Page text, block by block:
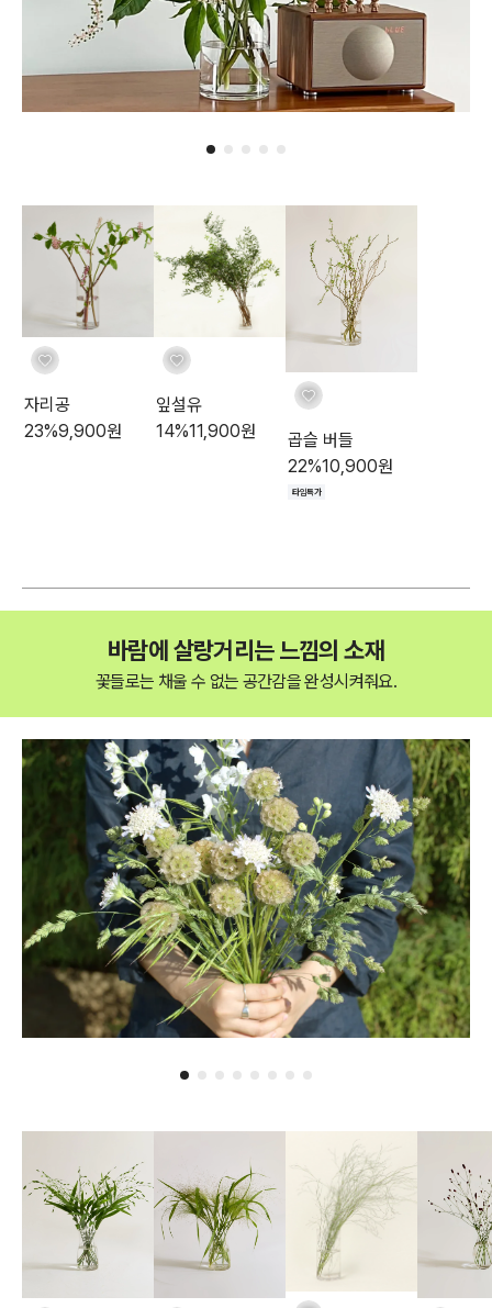
자리공
23%9,900원
잎설유
14%11,900원
곱슬 버들
22%10,900원
타임특가
바람에 살랑거리는 느낌의 소재
꽃들로는 채울 수 없는 공간감을 완성시켜줘요.